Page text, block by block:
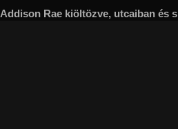
Addison Rae kiöltözve, utcaiban és